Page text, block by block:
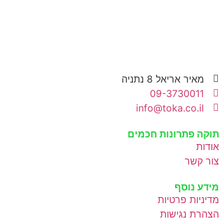
מאיר אריאל 8 נתניה
09-3730011
info@toka.co.il
תוקה פתרונות חכמים
אודות
צור קשר
מידע נוסף
מדיניות פרטיות
הצהרת נגישות